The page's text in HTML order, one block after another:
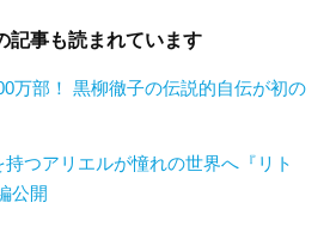
記事も読まれています
万部！ 黒柳徹子の伝説的自伝が初の
持つアリエルが憧れの世界へ『リト
公開